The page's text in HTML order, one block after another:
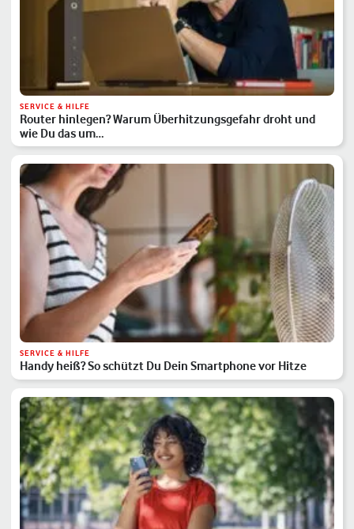
SERVICE & HILFE
Router hinlegen? Warum Überhitzungsgefahr droht und
wie Du das um…
SERVICE & HILFE
Handy heiß? So schützt Du Dein Smartphone vor Hitze